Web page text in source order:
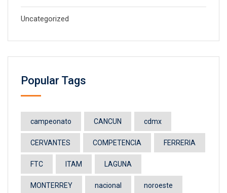
Uncategorized
Popular Tags
campeonato CANCUN cdmx
CERVANTES COMPETENCIA FERRERIA
FTC ITAM LAGUNA
MONTERREY nacional noroeste